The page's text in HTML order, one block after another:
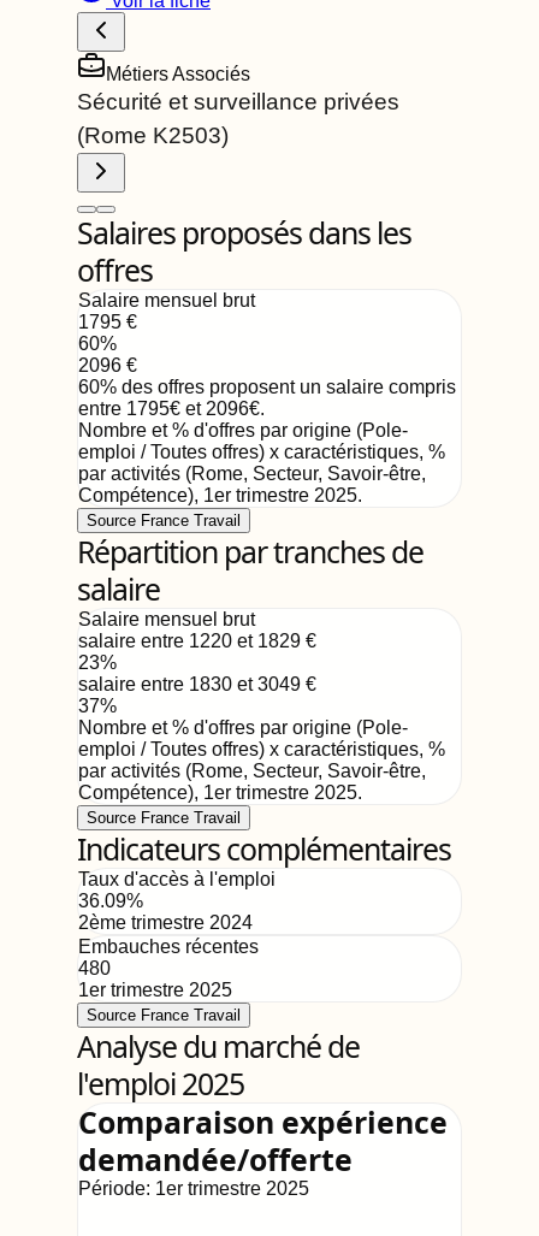
Métiers Associés
Sécurité et surveillance privées
(Rome K2503)
Salaires proposés dans les
offres
Salaire mensuel brut
1795 €
60%
2096 €
60% des offres proposent un salaire compris
entre 1795€ et 2096€.
Nombre et % d'offres par origine (Pole-
emploi / Toutes offres) x caractéristiques, %
par activités (Rome, Secteur, Savoir-être,
Compétence), 1er trimestre 2025.
Source France Travail
Répartition par tranches de
salaire
Salaire mensuel brut
salaire entre 1220 et 1829 €
23%
salaire entre 1830 et 3049 €
37%
Nombre et % d'offres par origine (Pole-
emploi / Toutes offres) x caractéristiques, %
par activités (Rome, Secteur, Savoir-être,
Compétence), 1er trimestre 2025.
Source France Travail
Indicateurs complémentaires
Taux d'accès à l'emploi
36.09%
2ème trimestre 2024
Embauches récentes
480
1er trimestre 2025
Source France Travail
Analyse du marché de
l'emploi 2025
Comparaison expérience
demandée/offerte
Période: 1er trimestre 2025